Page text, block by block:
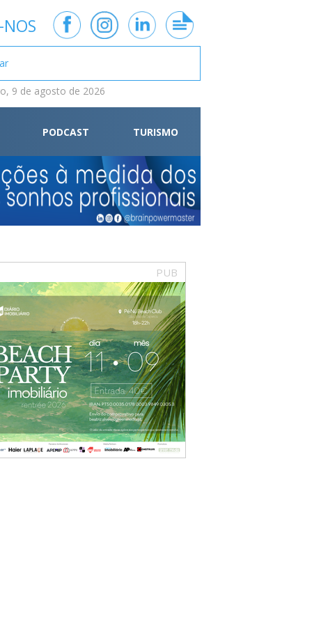
9 de agosto de 2026
PODCAST TURISMO
PUB